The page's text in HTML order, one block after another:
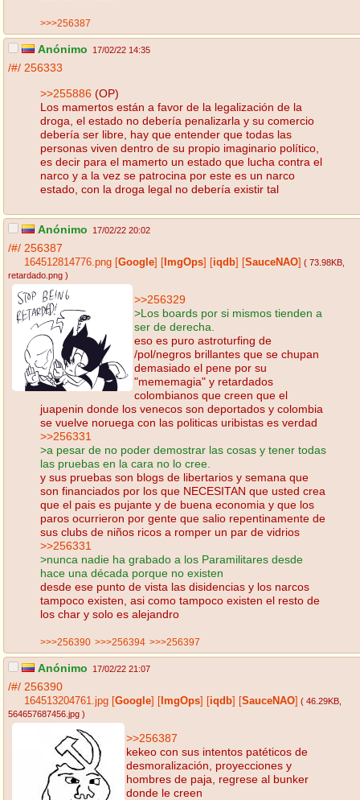
>>>256387
Anónimo 17/02/22 14:35
/#/ 256333
>>255886 (OP)
Los mamertos están a favor de la legalización de la
droga, el estado no debería penalizarla y su comercio
debería ser libre, hay que entender que todas las
personas viven dentro de su propio imaginario político,
es decir para el mamerto un estado que lucha contra el
narco y a la vez se patrocina por este es un narco
estado, con la droga legal no debería existir tal
Anónimo 17/02/22 20:02
/#/ 256387
164512814776.png Google ImgOps iqdb SauceNAO ( 73.98KB
retardado.png )
>>256329
>Los boards por si mismos tienden a
ser de derecha.
eso es puro astroturfing de
/pol/negros brillantes que se chupan
demasiado el pene por su
"mememagia" y retardados
colombianos que creen que el
juapenin donde los venecos son deportados y colombia
se vuelve noruega con las politicas uribistas es verdad
>>256331
>a pesar de no poder demostrar las cosas y tener todas
las pruebas en la cara no lo cree.
y sus pruebas son blogs de libertarios y semana que
son financiados por los que NECESITAN que usted crea
que el pais es pujante y de buena economia y que los
paros ocurrieron por gente que salio repentinamente de
sus clubs de niños ricos a romper un par de vidrios
>>256331
>nunca nadie ha grabado a los Paramilitares desde
hace una década porque no existen
desde ese punto de vista las disidencias y los narcos
tampoco existen, asi como tampoco existen el resto de
los char y solo es alejandro
>>>256390 >>>256394 >>>256397
Anónimo 17/02/22 21:07
/#/ 256390
164513204761.jpg Google ImgOps iqdb SauceNAO ( 46.29KB
564657687456.jpg )
>>256387
kekeo con sus intentos patéticos de
desmoralización, proyecciones y
hombres de paja, regrese al bunker
donde le creen